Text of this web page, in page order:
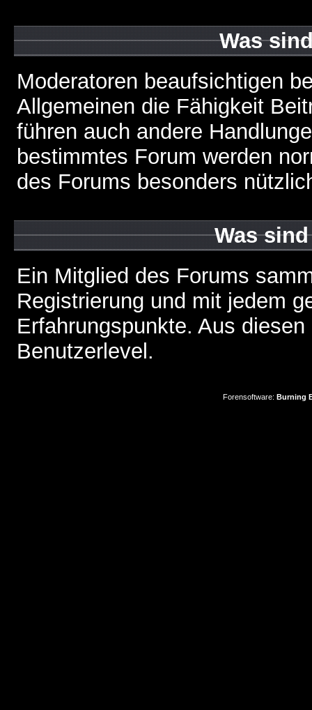
Was
Moderatoren beaufsichtigen
Allgemeinen die Fähigkeit
führen auch andere
bestimmtes Forum werden
des Forums besonders
Was
Ein Mitglied des Forums
Registrierung und mit jedem
Erfahrungspunkte. Aus
Benutzerlevel.
Forensoftware: Burning